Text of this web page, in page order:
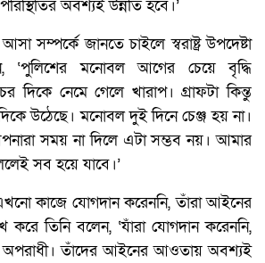
অবশ্যই উন্নতি হবে।’
সম্পর্কে জানতে চাইলে স্বরাষ্ট্র উপদেষ্টা
‘পুলিশের মনোবল আগের চেয়ে বৃদ্ধি
দিকে নেমে গেলে খারাপ। গ্রাফটা কিন্তু
উঠেছে। মনোবল দুই দিনে চেঞ্জ হয় না।
সময় না দিলে এটা সম্ভব নয়। আমার
সব হয়ে যাবে।’
কাজে যোগদান করেননি, তাঁরা আইনের
করে তিনি বলেন, ‘যাঁরা যোগদান করেননি,
অপরাধী। তাঁদের আইনের আওতায় অবশ্যই